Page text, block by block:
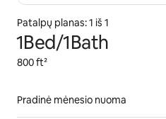
Patalpų planas: 1 iš 1
1Bed/1Bath
800 ft²
Pradinė mėnesio nuoma